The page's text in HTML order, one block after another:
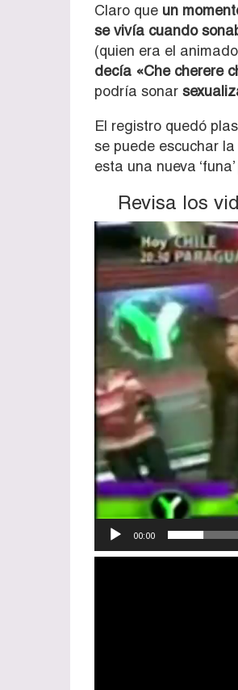
Claro que un
se vivía cuando
(quien era el
decía «Che cherere
podría sonar
El registro quedó
se puede escuchar
esta una nueva
Revisa los
Reproductor
vídeo
00:00